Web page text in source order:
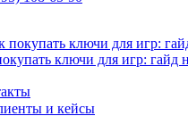
ключи для игр: гайд
и кейсы